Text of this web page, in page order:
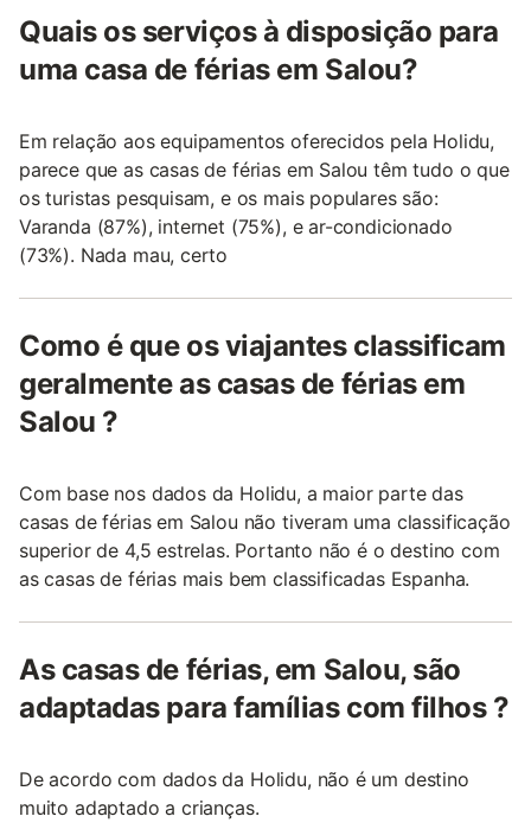
Quais os serviços à disposição para
uma casa de férias em Salou?
Em relação aos equipamentos oferecidos pela Holidu,
parece que as casas de férias em Salou têm tudo o que
os turistas pesquisam, e os mais populares são:
Varanda (87%), internet (75%), e ar-condicionado
(73%). Nada mau, certo
Como é que os viajantes classificam
geralmente as casas de férias em
Salou ?
Com base nos dados da Holidu, a maior parte das
casas de férias em Salou não tiveram uma classificação
superior de 4,5 estrelas. Portanto não é o destino com
as casas de férias mais bem classificadas Espanha.
As casas de férias, em Salou, são
adaptadas para famílias com filhos ?
De acordo com dados da Holidu, não é um destino
muito adaptado a crianças.